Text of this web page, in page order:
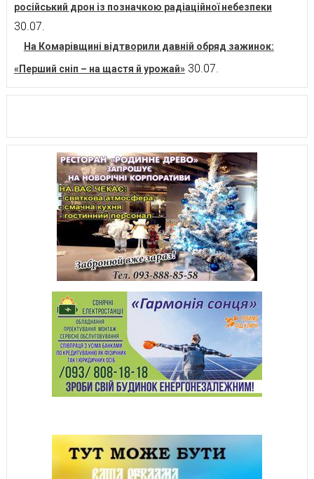
російський дрон із позначкою радіаційної небезпеки
30.07.
На Комарівщині відтворили давній обряд зажинок:
«Перший сніп – на щастя й урожай» 30.07.